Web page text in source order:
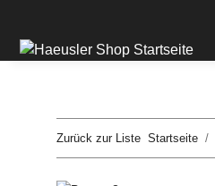
Zurück zur Liste Startseite